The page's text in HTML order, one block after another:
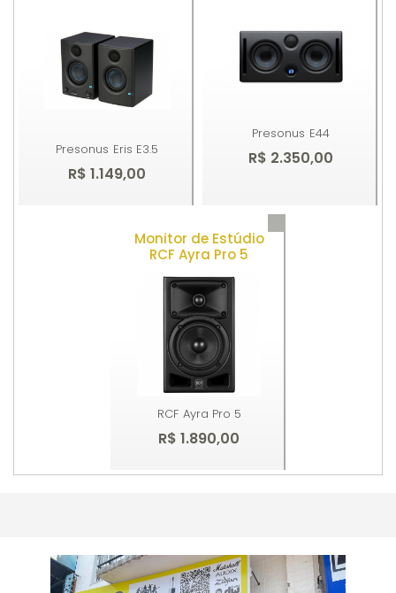
Presonus Eris E3.5
R$ 1.149,00
Comprar
Presonus E44
R$ 2.350,00
Comprar
Monitor de Estúdio
RCF Ayra Pro 5
RCF Ayra Pro 5
R$ 1.890,00